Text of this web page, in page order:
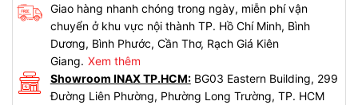
Giao hàng nhanh chóng trong ngày, miễn phí vận
chuyển ở khu vực nội thành TP. Hồ Chí Minh, Bình
Dương, Bình Phước, Cần Thơ, Rạch Giá Kiên
Giang. Xem thêm
Showroom INAX TP.HCM:BG03 Eastern Building, 299
Đường Liên Phường, Phường Long Trường, TP. HCM